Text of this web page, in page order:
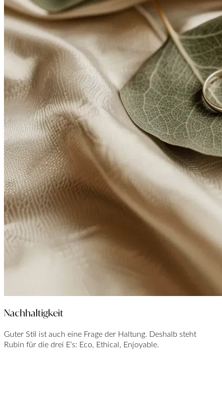
Nachhaltigkeit
Guter Stil ist auch eine Frage der Haltung. Deshalb steht
Rubin für die drei E‘s: Eco, Ethical, Enjoyable.